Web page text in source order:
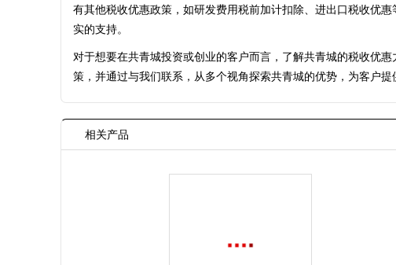
有其他税收优惠政策，如研发费用税前加计扣除、进出口税收优
实的支持。
对于想要在共青城投资或创业的客户而言，了解共青城的税收优
策，并通过与我们联系，从多个视角探索共青城的优势，为客户
相关产品